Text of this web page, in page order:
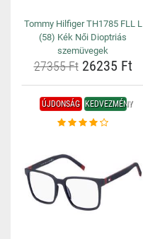
Tommy Hilfiger TH1785 FLL L
(58) Kék Női Dioptriás
szemüvegek
27355 Ft26235 Ft
ÚJDONSÁG KEDVEZMÉNY